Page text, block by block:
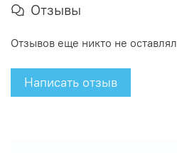
Отзывы
Отзывов еще никто не оставлял
Написать отзыв